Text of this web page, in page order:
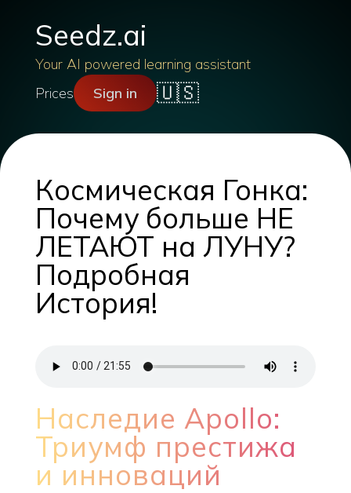
Seedz.ai
Your AI powered learning assistant
Prices
Sign in 🇺🇸
Космическая Гонка:
Почему больше НЕ
ЛЕТАЮТ на ЛУНУ?
Подробная
История!
Наследие Apollo:
Триумф престижа
и инноваций